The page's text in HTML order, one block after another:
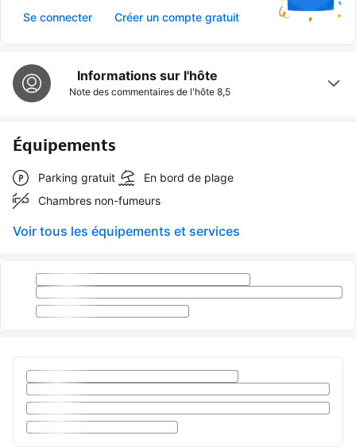
Se connecter Créer un compte gratuit
Informations sur l'hôte
Note des commentaires de l'hôte 8,5
Équipements
Parking gratuit
En bord de plage
Chambres non-fumeurs
Voir tous les équipements et services